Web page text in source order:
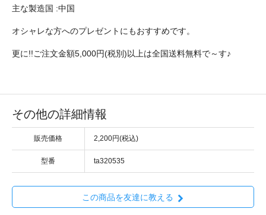
主な製造国 :中国
オシャレな方へのプレゼントにもおすすめです。
更に!!ご注文金額5,000円(税別)以上は全国送料無料で～す♪
その他の詳細情報
販売価格 2,200円(税込)
型番 ta320535
この商品を友達に教える